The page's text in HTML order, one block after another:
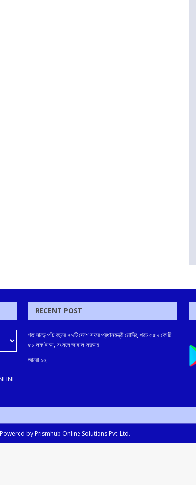
RECENT POST
গত সাড়ে পাঁচ বছরে ৭৭টি দেশে সফর প্রধানমন্ত্রী মোদির, খরচ ৫৫৭ কোটি
৫১ লক্ষ টাকা, সংসদে জানাল সরকার
আরো ১২
by Prismhub Online Solutions Pvt. Ltd.